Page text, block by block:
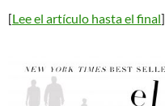
[Lee el artículo hasta el final]